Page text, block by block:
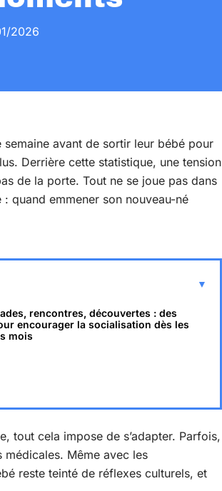
2026
avant de sortir leur bébé pour
Derrière cette statistique, une tension
de la porte. Tout ne se joue pas dans
quand emmener son nouveau-né
rencontres, découvertes : des
encourager la socialisation dès les
mois
tout cela impose de s’adapter. Parfois,
Même avec les
reste teinté de réflexes culturels, et